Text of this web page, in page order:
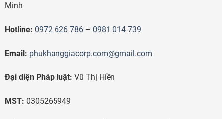
Minh
Hotline: 0972 626 786 – 0981 014 739
Email: phukhanggiacorp.com@gmail.com
Đại diện Pháp luật: Vũ Thị Hiền
MST: 0305265949